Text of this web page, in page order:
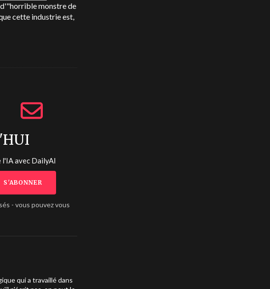
monstre de
cette industrie est,
l'IA avec DailyAI
- vous pouvez vous
qui a travaillé dans